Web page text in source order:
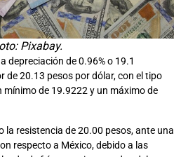
Pixabay.
depreciación de 0.96% o 19.1
de 20.13 pesos por dólar, con el tipo
de 19.9222 y un máximo de
la resistencia de 20.00 pesos, ante una
respecto a México, debido a las